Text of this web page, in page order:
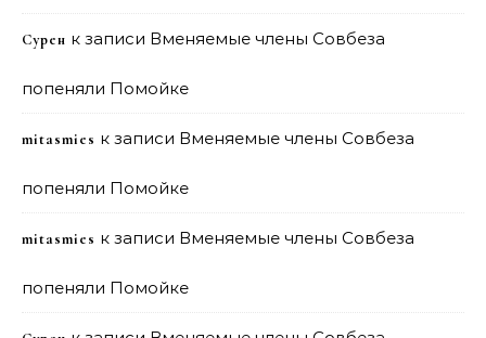
Сурен к записи Вменяемые члены Совбеза
попеняли Помойке
mitasmies к записи Вменяемые члены Совбеза
попеняли Помойке
mitasmies к записи Вменяемые члены Совбеза
попеняли Помойке